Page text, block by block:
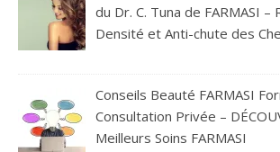
du Dr. C. Tuna de FARMASI –
Densité et Anti-chute des
Conseils Beauté FARMASI
Consultation Privée –
Meilleurs Soins FARMASI